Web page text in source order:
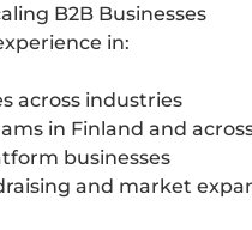
B2B Businesses
in:
across industries
in Finland and
businesses
and market